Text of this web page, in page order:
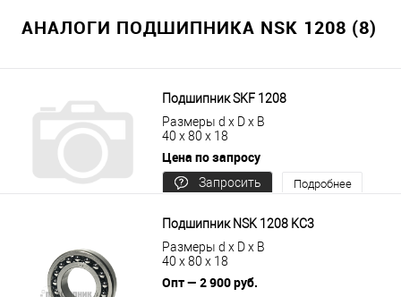
АНАЛОГИ ПОДШИПНИКА NSK 1208 (8)
Подшипник SKF 1208
Размеры d x D x B
40 x 80 x 18
Цена по запросу
Запросить
Подробнее
Подшипник NSK 1208 KС3
Размеры d x D x B
40 x 80 x 18
Опт — 2 900 руб.